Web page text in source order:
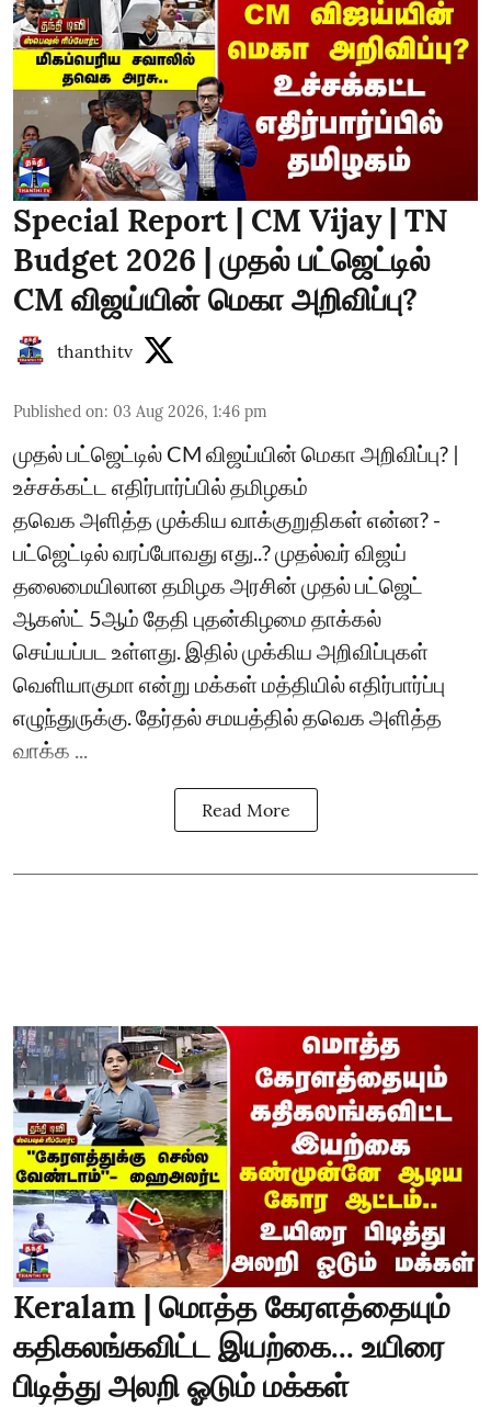
Special Report | CM Vijay | TN
Budget 2026 | முதல் பட்ஜெட்டில்
CM விஜய்யின் மெகா அறிவிப்பு?
thanthitv
Published on: 03 Aug 2026, 1:46 pm
முதல் பட்ஜெட்டில் CM விஜய்யின் மெகா அறிவிப்பு? |
உச்சக்கட்ட எதிர்பார்ப்பில் தமிழகம்
தவெக அளித்த முக்கிய வாக்குறுதிகள் என்ன? -
பட்ஜெட்டில் வரப்போவது எது..? முதல்வர் விஜய்
தலைமையிலான தமிழக அரசின் முதல் பட்ஜெட்
ஆகஸ்ட் 5ஆம் தேதி புதன்கிழமை தாக்கல்
செய்யப்பட உள்ளது. இதில் முக்கிய அறிவிப்புகள்
வெளியாகுமா என்று மக்கள் மத்தியில் எதிர்பார்ப்பு
எழுந்துருக்கு. தேர்தல் சமயத்தில் தவெக அளித்த
வாக்க ...
Read More
Keralam | மொத்த கேரளத்தையும்
கதிகலங்கவிட்ட இயற்கை... உயிரை
பிடித்து அலறி ஓடும் மக்கள்